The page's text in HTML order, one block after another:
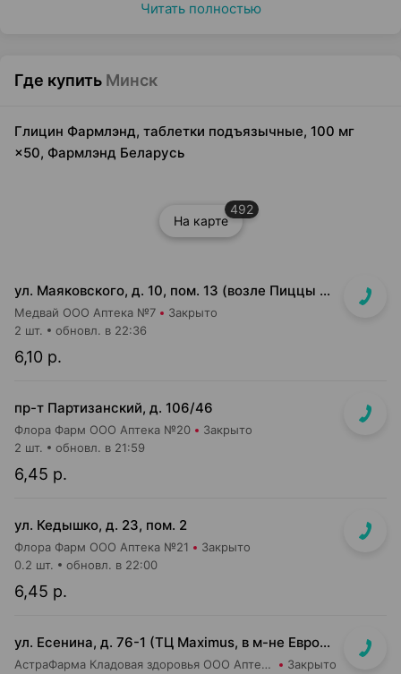
Читать полностью
Где купить Минск
Глицин Фармлэнд, таблетки подъязычные, 100 мг
×50, Фармлэнд Беларусь
На карте
492
ул. Маяковского, д. 10, пом. 13 (возле Пиццы Мании)
Медвай ООО Аптека №7 Закрыто
6,10 р.
2 шт. обновл. в 22:36
пр-т Партизанский, д. 106/46
Флора Фарм ООО Аптека №20 Закрыто
6,45 р.
2 шт. обновл. в 21:59
ул. Кедышко, д. 23, пом. 2
Флора Фарм ООО Аптека №21 Закрыто
6,45 р.
0.2 шт. обновл. в 22:00
ул. Есенина, д. 76-1 (ТЦ Maximus, в м-не Евроопт Super)
АстраФарма Кладовая здоровья ООО Аптека №9 Закрыто